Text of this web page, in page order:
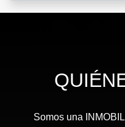
Somos una